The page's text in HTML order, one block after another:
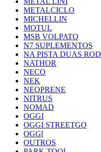
METALCICLO
MICHELLIN
MOTUL
MSB VOLPATO
N7 SUPLEMENTOS
NA PISTA DUAS
NATHOR
NECO
NEK
NEOPRENE
NITRUS
NOMAD
OGGI
OGGI STREETGO
OGG[
OUTROS